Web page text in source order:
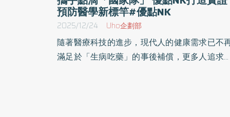
預防醫學新標竿#優點NK
2025/12/24 Uho企劃部
隨著醫療科技的進步，現代人的健康需求已不
滿足於「生病吃藥」的事後補償，更多人追求的